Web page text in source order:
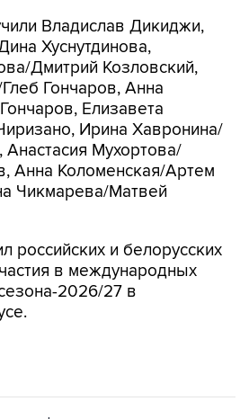
Владислав Дикиджи,
Хуснутдинова,
Дмитрий Козловский,
Гончаров, Анна
Елизавета
Ирина Хавронина/
Мухортова/
Анна Коломенская/Артем
Чикмарева/Матвей
российских и белорусских
в международных
2026/27 в